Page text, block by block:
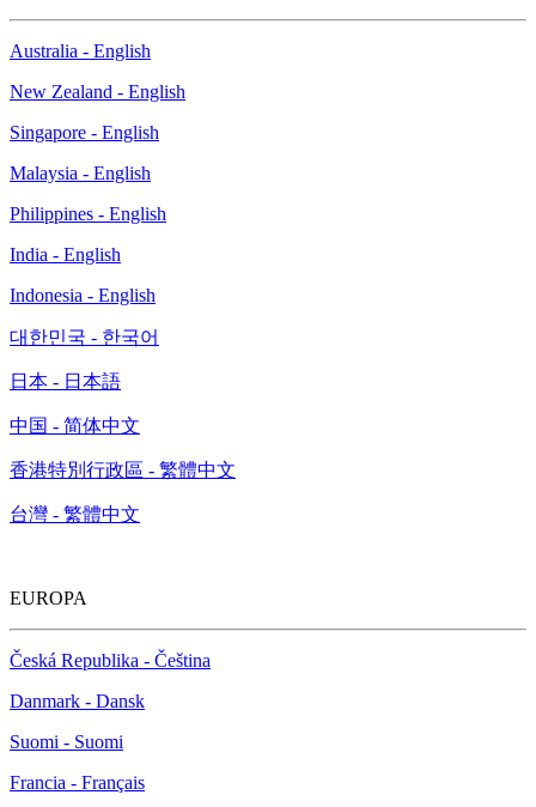
Australia - English
New Zealand - English
Singapore - English
Malaysia - English
Philippines - English
India - English
Indonesia - English
대한민국 - 한국어
日本 - 日本語
中国 - 简体中文
香港特別行政區 - 繁體中文
台灣 - 繁體中文
EUROPA
Česká Republika - Čeština
Danmark - Dansk
Suomi - Suomi
Francia - Français